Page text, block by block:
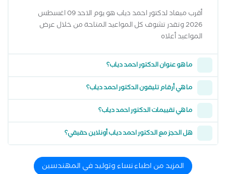
أقرب ميعاد لدكتور احمد دياب هو يوم الاحد 09 اغسطس
2026 وتقدر تشوف كل المواعيد المتاحة من خلال عرض
المواعيد أعلاه
ما هو عنوان الدكتور احمد دياب؟
ما هي أرقام تليفون الدكتور احمد دياب؟
ما هي تقييمات الدكتور احمد دياب؟
هل الحجز مع الدكتور احمد دياب أونلاين حقيقي؟
المزيد من اطباء نساء وتوليد في المهندسين